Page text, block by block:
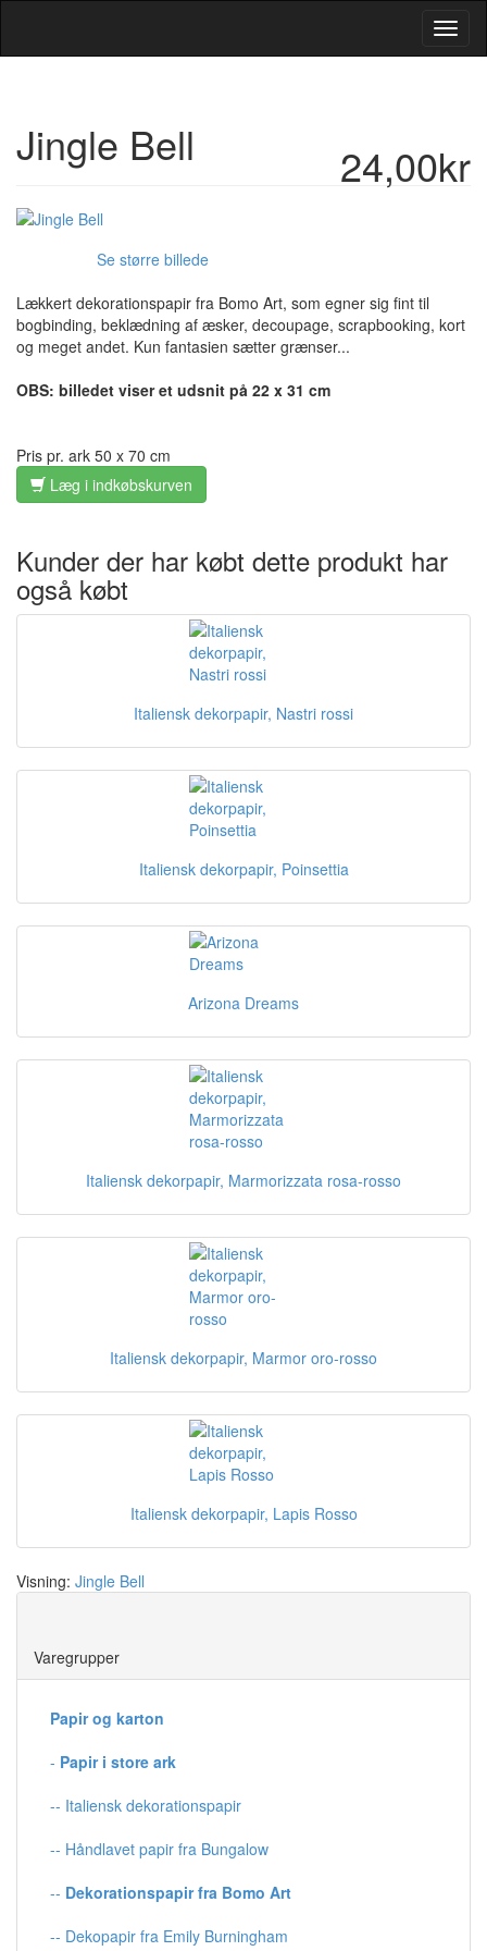
24,00kr
Jingle Bell
Se større billede
Lækkert dekorationspapir fra Bomo Art, som egner sig fint til
bogbinding, beklædning af æsker, decoupage, scrapbooking, kort
og meget andet. Kun fantasien sætter grænser...
OBS: billedet viser et udsnit på 22 x 31 cm
Pris pr. ark 50 x 70 cm
Læg i indkøbskurven
Kunder der har købt dette produkt har
også købt
Italiensk dekorpapir, Nastri rossi
Italiensk dekorpapir, Poinsettia
Arizona Dreams
Italiensk dekorpapir, Marmorizzata rosa-rosso
Italiensk dekorpapir, Marmor oro-rosso
Italiensk dekorpapir, Lapis Rosso
Visning: Jingle Bell
Varegrupper
Papir og karton
- Papir i store ark
-- Italiensk dekorationspapir
-- Håndlavet papir fra Bungalow
-- Dekorationspapir fra Bomo Art
-- Dekopapir fra Emily Burningham